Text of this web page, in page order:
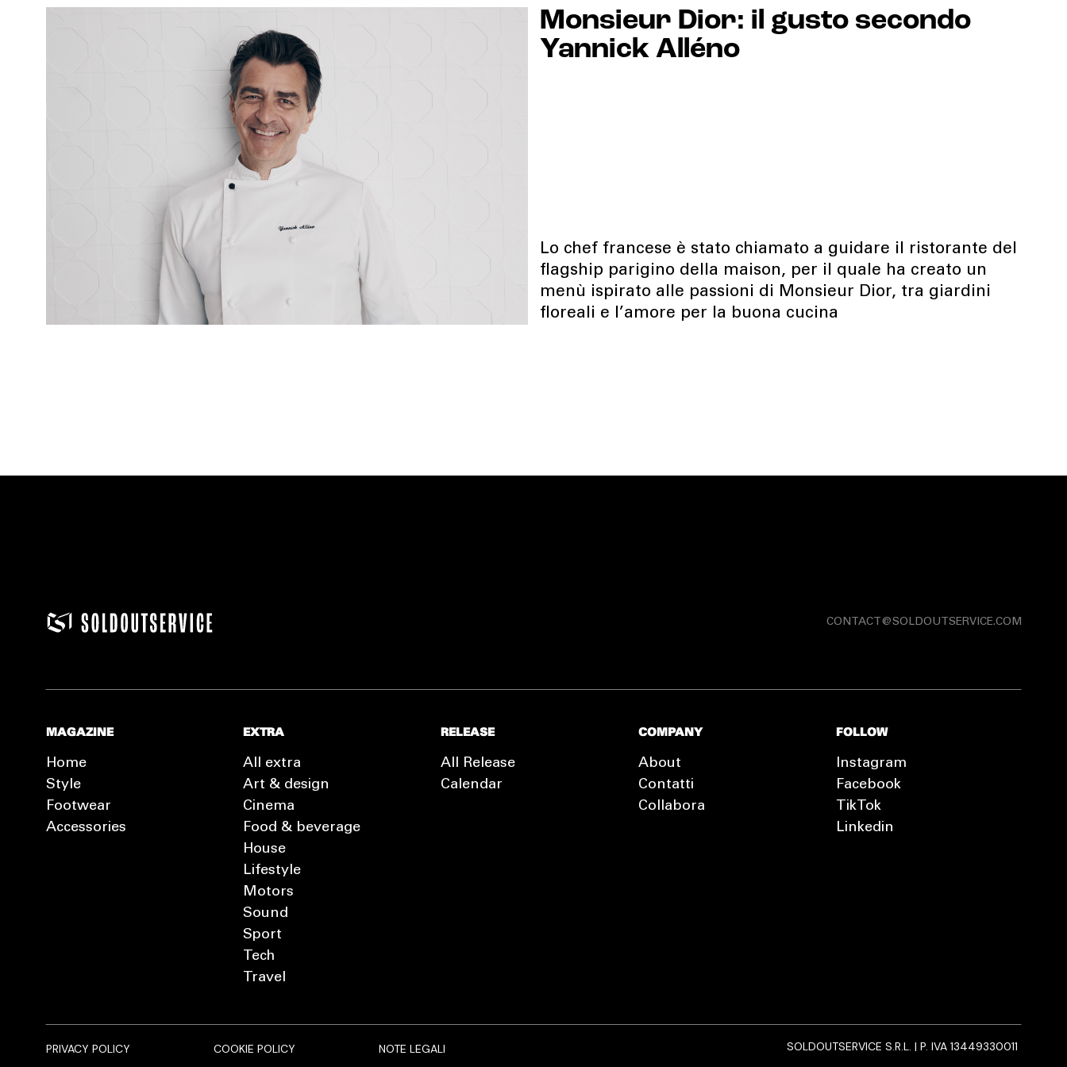
Monsieur Dior: il gusto secondo
Yannick Alléno
Lo chef francese è stato chiamato a guidare il ristorante del
flagship parigino della maison, per il quale ha creato un
menù ispirato alle passioni di Monsieur Dior, tra giardini
floreali e l’amore per la buona cucina
CONTACT@SOLDOUTSERVICE.COM
MAGAZINE
Home
Style
Footwear
Accessories
EXTRA
All extra
Art & design
Cinema
Food & beverage
House
Lifestyle
Motors
Sound
Sport
Tech
Travel
RELEASE
All Release
Calendar
COMPANY
About
Contatti
Collabora
FOLLOW
Instagram
Facebook
TikTok
Linkedin
PRIVACY POLICY COOKIE POLICY NOTE LEGALI SOLDOUTSERVICE S.R.L. | P. IVA 13449330011